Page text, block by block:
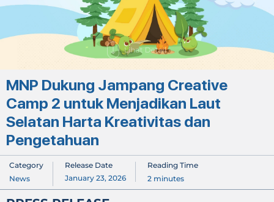
MNP Dukung Jampang Creative
Camp 2 untuk Menjadikan Laut
Selatan Harta Kreativitas dan
Pengetahuan
Category
News
Release Date
January 23, 2026
Reading Time
2 minutes